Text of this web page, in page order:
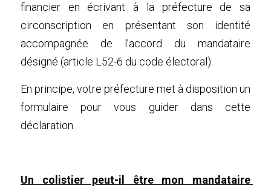
financier en écrivant à la préfecture de sa
circonscription en présentant son identité
accompagnée de l’accord du mandataire
désigné (article L52-6 du code électoral).
En principe, votre préfecture met à disposition un
formulaire pour vous guider dans cette
déclaration.
Un colistier peut-il être mon mandataire